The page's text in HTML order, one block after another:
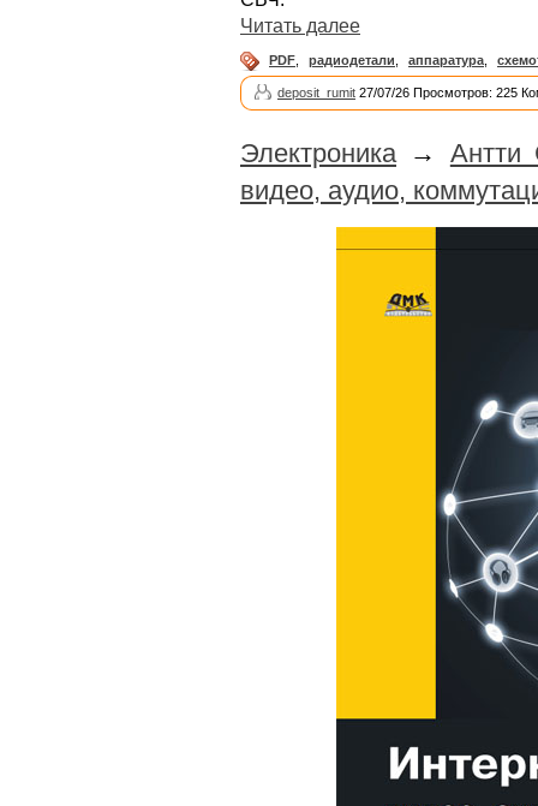
Читать далее
PDF радиодетали аппаратура
deposit_rumit 27/07/26 Просмотров: 225
Электроника → Антти
видео, аудио,